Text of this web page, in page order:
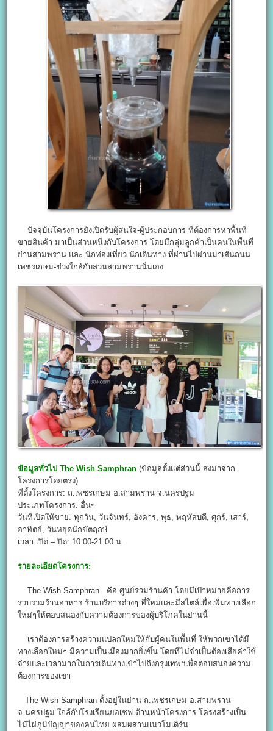
ปัจจุบันโครงการยังเปิดรับผู้สนใจ-ผู้ประกอบการ ที่ต้องการหาพื้นที่
ขายสินค้า มาเป็นส่วนหนึ่งกับโครงการ โดยมีกลุ่มลูกค้าเป็นคนในพื้นที่
ย่านสามพราน และ นักท่องเที่ยว-นักเดินทาง ที่ผ่านไปผ่านมาเส้นถนน
เพชรเกษม-ช่วงใกล้กับสวนสามพรานนั่นเอง
ข้อมูลทั่วไป The Wish Samphran (ข้อมูลตั้งแต่ส่วนนี้ ส่งมาจาก
โครงการโดยตรง)
ที่ตั้งโครงการ: ถ.เพชรเกษม อ.สามพราน จ.นครปฐม
ประเภทโครงการ: อื่นๆ
วันที่เปิดให้ขาย: ทุกวัน, วันจันทร์, อังคาร, พุธ, พฤหัสบดี, ศุกร์, เสาร์,
อาทิตย์, วันหยุดนักขัตฤกษ์
เวลา เปิด – ปิด: 10.00-21.00 น.
รายละเอียดโครงการ:
The Wish Samphran คือ ศูนย์รวมร้านค้า โดยมีเป้าหมายคือการ
รวบรวมร้านอาหาร ร้านบริการต่างๆ ที่ใหม่และมีสไตล์เพื่อเพิ่มทางเลือก
ใหม่ๆให้ตอบสนองกับความต้องการของผู้บริโภคในย่านนี้
เราต้องการสร้างความแปลกใหม่ให้กับผู้คนในพื้นที่ ให้พวกเขาได้มี
ทางเลือกใหม่ๆ มีความเป็นเมืองมากยิ่งขึ้น โดยที่ไม่จำเป็นต้องเสียค่าใช้
จ่ายและเวลามากในการเดินทางเข้าไปถึงกรุงเทพฯเพื่อตอบสนองความ
ต้องการของเขา
The Wish Samphran ตั้งอยู่ในย่าน ถ.เพชรเกษม อ.สามพราน
จ.นครปฐม ใกล้กับโรงเรียนยอเซฟ ด้านหน้าโครงการ โครงสร้างเป็น
ไม้ไผ่ภูมิปัญญาของคนไทย ผสมผสานแนวโมเดิร์น